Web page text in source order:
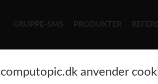
GRUPPE-SMS PRODUKTER
computopic.dk anvender